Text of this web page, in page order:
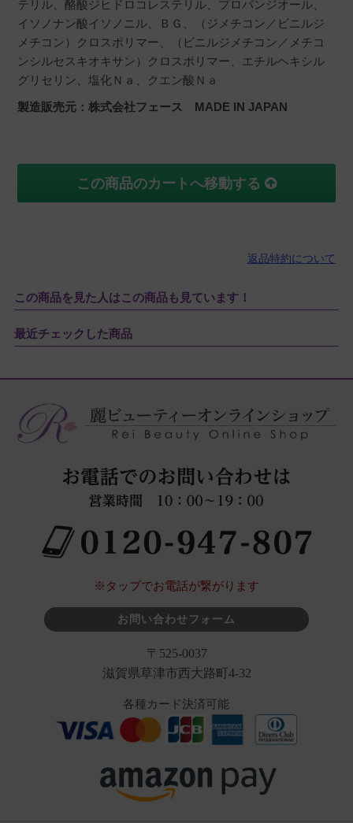
テリル、酪酸ジヒドロコレステリル、プロパンジオール、
イソノナン酸イソノニル、ＢＧ、（ジメチコン／ビニルジ
メチコン）クロスポリマー、（ビニルジメチコン／メチコ
ンシルセスキオキサン）クロスポリマー、エチルヘキシル
グリセリン、塩化Ｎａ、クエン酸Ｎａ
製造販売元：株式会社フェース MADE IN JAPAN
この商品のカートへ移動する
返品特約について
この商品を見た人はこの商品も見ています！
最近チェックした商品
※タップでお電話が繋がります
お問い合わせフォーム
〒525-0037
滋賀県草津市西大路町4-32
各種カード決済可能